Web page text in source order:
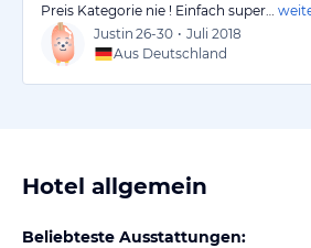
Preis Kategorie nie ! Einfach super…
Justin 26-30 • Juli 2018
Aus Deutschland
Hotel allgemein
Beliebteste Ausstattungen: